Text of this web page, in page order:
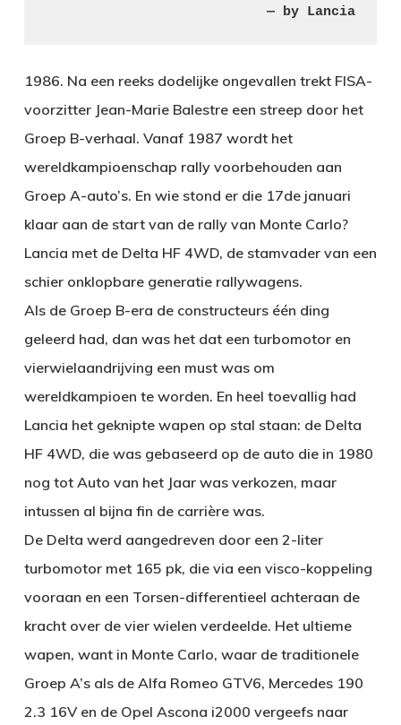
— by Lancia
1986. Na een reeks dodelijke ongevallen trekt FISA-
voorzitter Jean-Marie Balestre een streep door het
Groep B-verhaal. Vanaf 1987 wordt het
wereldkampioenschap rally voorbehouden aan
Groep A-auto’s. En wie stond er die 17de januari
klaar aan de start van de rally van Monte Carlo?
Lancia met de Delta HF 4WD, de stamvader van een
schier onklopbare generatie rallywagens.
Als de Groep B-era de constructeurs één ding
geleerd had, dan was het dat een turbomotor en
vierwielaandrijving een must was om
wereldkampioen te worden. En heel toevallig had
Lancia het geknipte wapen op stal staan: de Delta
HF 4WD, die was gebaseerd op de auto die in 1980
nog tot Auto van het Jaar was verkozen, maar
intussen al bijna fin de carrière was.
De Delta werd aangedreven door een 2-liter
turbomotor met 165 pk, die via een visco-koppeling
vooraan en een Torsen-differentieel achteraan de
kracht over de vier wielen verdeelde. Het ultieme
wapen, want in Monte Carlo, waar de traditionele
Groep A’s als de Alfa Romeo GTV6, Mercedes 190
2.3 16V en de Opel Ascona i2000 vergeefs naar